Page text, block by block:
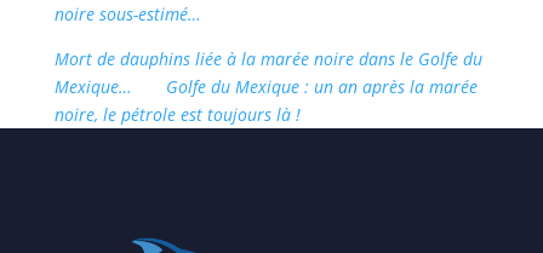
noire sous-estimé…
Mort de dauphins liée à la marée noire dans le Golfe du
Mexique…
Golfe du Mexique : un an après la marée
noire, le pétrole est toujours là !